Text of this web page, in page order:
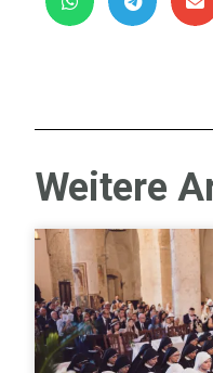
Weitere